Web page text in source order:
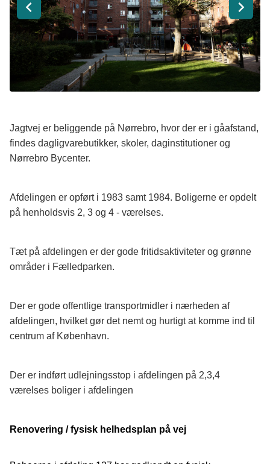
Jagtvej er beliggende på Nørrebro, hvor der er i gåafstand,
findes dagligvarebutikker, skoler, daginstitutioner og
Nørrebro Bycenter.
Afdelingen er opført i 1983 samt 1984. Boligerne er opdelt
på henholdsvis 2, 3 og 4 - værelses.
Tæt på afdelingen er der gode fritidsaktiviteter og grønne
områder i Fælledparken.
Der er gode offentlige transportmidler i nærheden af
afdelingen, hvilket gør det nemt og hurtigt at komme ind til
centrum af København.
Der er indført udlejningsstop i afdelingen på 2,3,4
værelses boliger i afdelingen
Renovering / fysisk helhedsplan på vej